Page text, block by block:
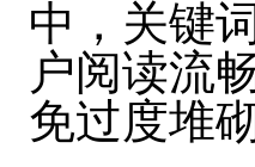
中，关键
户阅读流
免过度堆